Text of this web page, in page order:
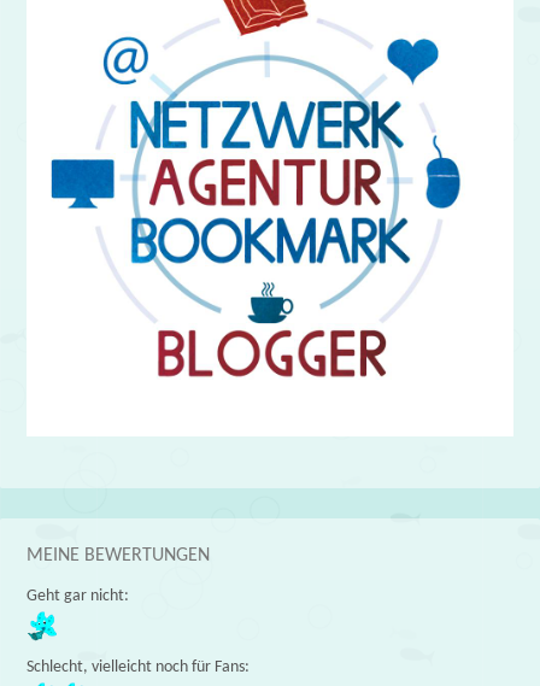
MEINE BEWERTUNGEN
Geht gar nicht:
Schlecht, vielleicht noch für Fans: